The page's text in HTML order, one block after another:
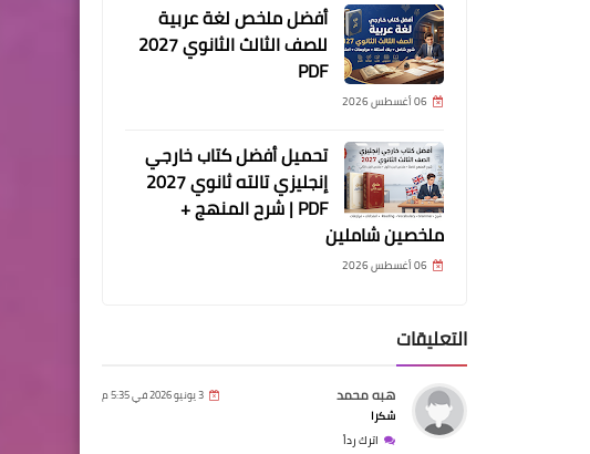
أفضل ملخص لغة عربية
للصف الثالث الثانوي 2027
PDF
06 أغسطس 2026
تحميل أفضل كتاب خارجي
إنجليزي تالته ثانوي 2027
PDF | شرح المنهج +
ملخصين شاملين
06 أغسطس 2026
التعليقات
هبه محمد 3 يونيو 2026 في 5:35 م
شكرا
اترك رداً